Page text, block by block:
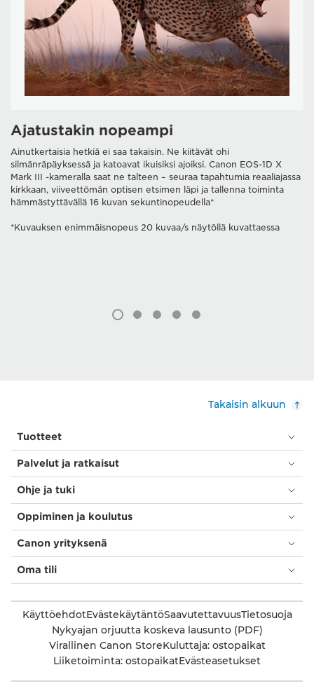
Ajatustakin nopeampi
Ainutkertaisia hetkiä ei saa takaisin. Ne kiitävät ohi
silmänräpäyksessä ja katoavat ikuisiksi ajoiksi. Canon EOS-1D X
Mark III -kameralla saat ne talteen – seuraa tapahtumia reaaliajassa
kirkkaan, viiveettömän optisen etsimen läpi ja tallenna toiminta
hämmästyttävällä 16 kuvan sekuntinopeudella*
*Kuvauksen enimmäisnopeus 20 kuvaa/s näytöllä kuvattaessa
Takaisin alkuun
Tuotteet
Palvelut ja ratkaisut
Ohje ja tuki
Oppiminen ja koulutus
Canon yrityksenä
Oma tili
KäyttöehdotEvästekäytäntöSaavutettavuusTietosuoja
Nykyajan orjuutta koskeva lausunto (PDF)
Virallinen Canon StoreKuluttaja: ostopaikat
Liiketoiminta: ostopaikatEvästeasetukset